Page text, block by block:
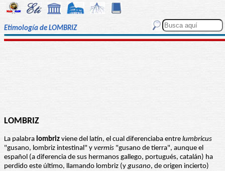
Etimología de LOMBRIZ
LOMBRIZ
La palabra lombriz viene del latín, el cual diferenciaba entre lumbricus
"gusano, lombriz intestinal" y vermis "gusano de tierra", aunque el
español (a diferencia de sus hermanos gallego, portugués, catalán) ha
perdido este último, llamando lombriz (ygusano, de origen incierto)